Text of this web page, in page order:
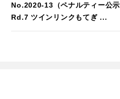
No.2020-13（ペナルティー公示
Rd.7 ツインリンクもてぎ ...